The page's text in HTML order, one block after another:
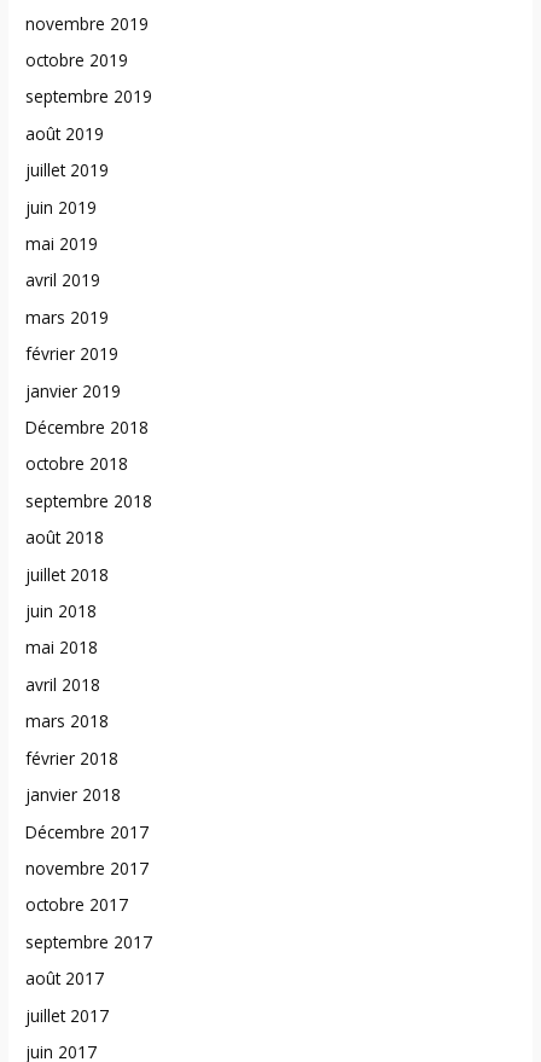
novembre 2019
octobre 2019
septembre 2019
août 2019
juillet 2019
juin 2019
mai 2019
avril 2019
mars 2019
février 2019
janvier 2019
Décembre 2018
octobre 2018
septembre 2018
août 2018
juillet 2018
juin 2018
mai 2018
avril 2018
mars 2018
février 2018
janvier 2018
Décembre 2017
novembre 2017
octobre 2017
septembre 2017
août 2017
juillet 2017
juin 2017